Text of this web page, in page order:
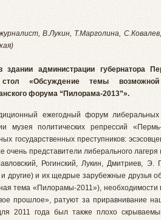
В.Лукин, Т.Марголина,
администрации губернатора
стол «Обсуждение темы
форума “Пилорама-2013”».
ежегодный форум либеральных
музея политических репрессий
государственных преступников:
очень представители либерального
Рогинский, Лукин, Дмитриев, Э.
другие) и их щедрые зарубежные друзья
тема «Пилорамы-2011»), необходимости
прошлое», ратуют за приравнивание
2011 года был также плохо